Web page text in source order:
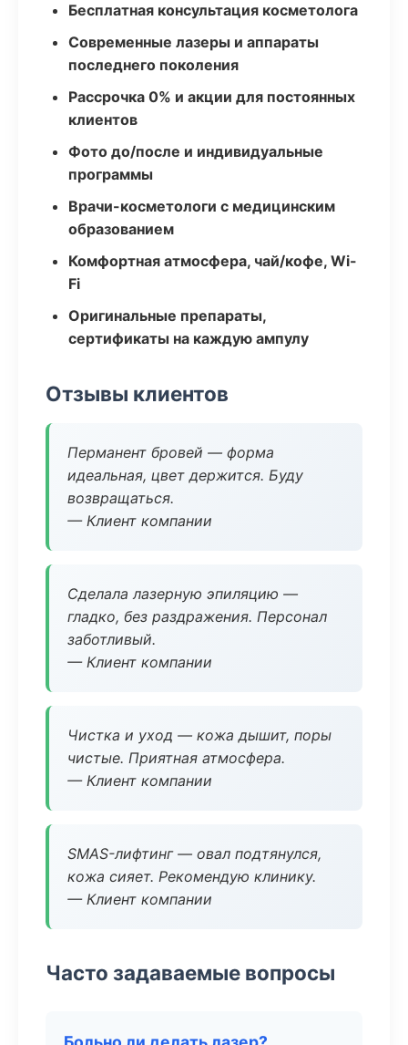
Бесплатная консультация косметолога
Современные лазеры и аппараты
последнего поколения
Рассрочка 0% и акции для постоянных
клиентов
Фото до/после и индивидуальные
программы
Врачи-косметологи с медицинским
образованием
Комфортная атмосфера, чай/кофе, Wi-
Fi
Оригинальные препараты,
сертификаты на каждую ампулу
Отзывы клиентов
Перманент бровей — форма
идеальная, цвет держится. Буду
возвращаться.
— Клиент компании
Сделала лазерную эпиляцию —
гладко, без раздражения. Персонал
заботливый.
— Клиент компании
Чистка и уход — кожа дышит, поры
чистые. Приятная атмосфера.
— Клиент компании
SMAS-лифтинг — овал подтянулся,
кожа сияет. Рекомендую клинику.
— Клиент компании
Часто задаваемые вопросы